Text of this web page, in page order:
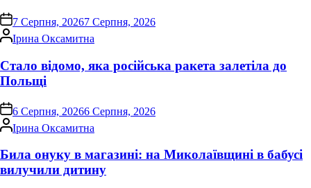
on 7 Серпня, 20267 Серпня, 2026
Опубліковано
Ірина Оксамитна
Стало відомо, яка російська ракета залетіла до
Польщі
on6 Серпня, 20266 Серпня, 2026
Опубліковано
Ірина Оксамитна
Била онуку в магазині: на Миколаївщині в бабусі
вилучили дитину